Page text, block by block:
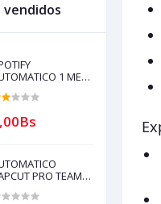
vendidos
1 MES
REVENDER con
(compra
PRO TEAM 1